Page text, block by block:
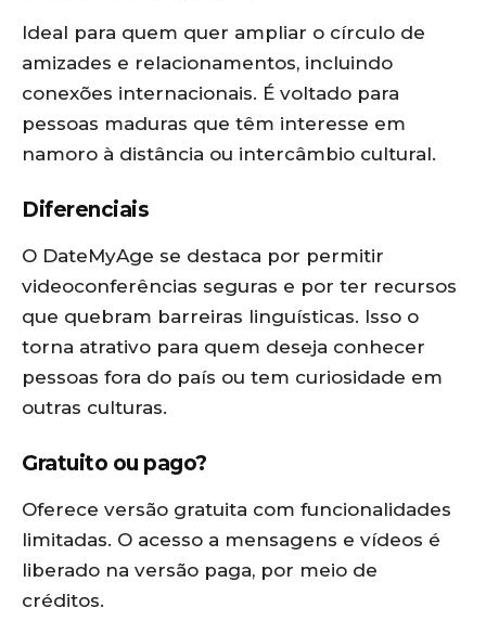
Ideal para quem quer ampliar o círculo de
amizades e relacionamentos, incluindo
conexões internacionais. É voltado para
pessoas maduras que têm interesse em
namoro à distância ou intercâmbio cultural.
Diferenciais
O DateMyAge se destaca por permitir
videoconferências seguras e por ter recursos
que quebram barreiras linguísticas. Isso o
torna atrativo para quem deseja conhecer
pessoas fora do país ou tem curiosidade em
outras culturas.
Gratuito ou pago?
Oferece versão gratuita com funcionalidades
limitadas. O acesso a mensagens e vídeos é
liberado na versão paga, por meio de
créditos.